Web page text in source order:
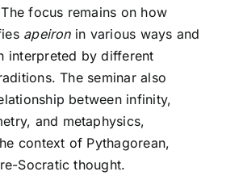
focus remains on how
apeironin various ways and
interpreted by different
The seminar also
between infinity,
and metaphysics,
context of Pythagorean,
Socratic thought.